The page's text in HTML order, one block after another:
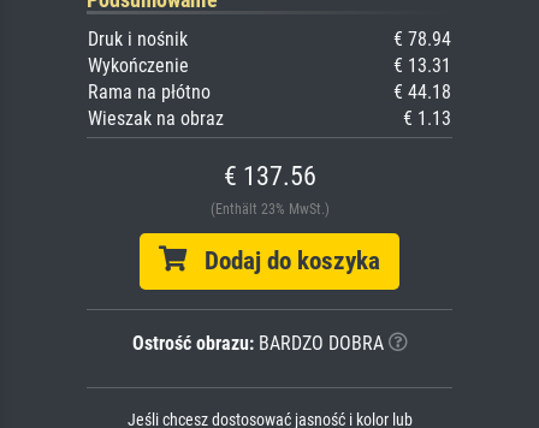
Druk i nośnik
€ 78.94
Wykończenie
€ 13.31
Rama na płótno
€ 44.18
Wieszak na obraz
€ 1.13
€ 137.56
(Enthält 23% MwSt.)
Dodaj do koszyka
Ostrość obrazu:BARDZO DOBRA
Jeśli chcesz dostosować jasność i kolor lub